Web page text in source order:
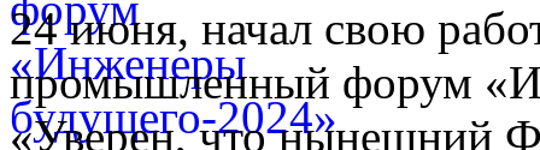
24 июня, начал свою
промышленный форум
«Уверен, что нынешний